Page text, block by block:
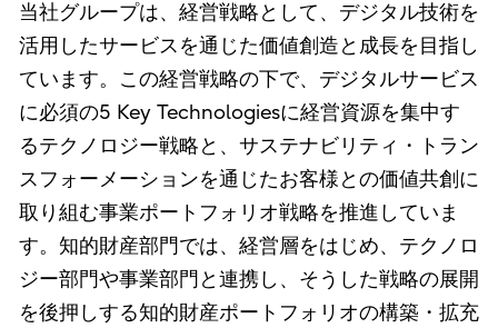
当社グループは、経営戦略として、デジタル技術を
活用したサービスを通じた価値創造と成長を目指し
ています。この経営戦略の下で、デジタルサービス
に必須の5 Key Technologiesに経営資源を集中す
るテクノロジー戦略と、サステナビリティ・トラン
スフォーメーションを通じたお客様との価値共創に
取り組む事業ポートフォリオ戦略を推進していま
す。知的財産部門では、経営層をはじめ、テクノロ
ジー部門や事業部門と連携し、そうした戦略の展開
を後押しする知的財産ポートフォリオの構築・拡充